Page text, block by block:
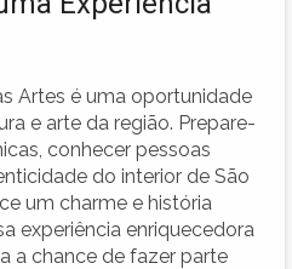
Artes é uma oportunidade
e arte da região. Prepare-
conhecer pessoas
do interior de São
um charme e história
experiência enriquecedora
a chance de fazer parte